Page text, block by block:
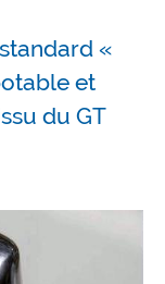
«
et
du GT